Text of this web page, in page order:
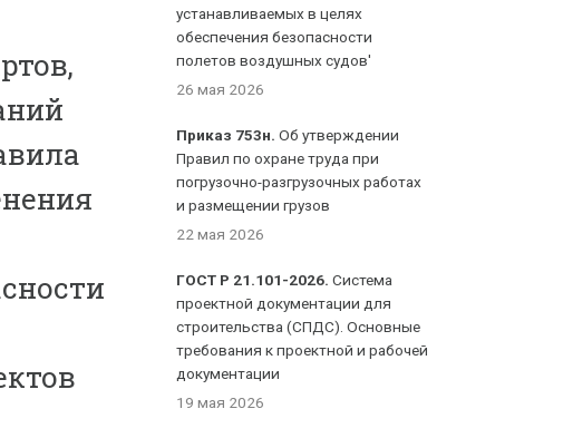
устанавливаемых в целях
обеспечения безопасности
полетов воздушных судов'
26 мая 2026
Приказ 753н. Об утверждении
Правил по охране труда при
погрузочно-разгрузочных работах
и размещении грузов
22 мая 2026
ГОСТ Р 21.101-2026. Система
проектной документации для
строительства (СПДС). Основные
требования к проектной и рабочей
документации
19 мая 2026